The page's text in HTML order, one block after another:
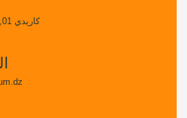
كاريدي 01, Kouba, Algeria, 16002